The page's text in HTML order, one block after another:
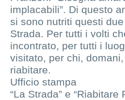
implacabili”. Di questo
si sono nutriti questi
Strada. Per tutti i volti
incontrato, per tutti i
visitato, per chi,
riabitare.
Ufficio stampa
“La Strada” e “Riabitare